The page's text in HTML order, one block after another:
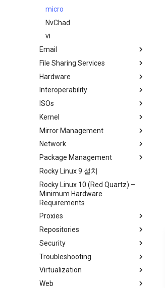
로컬 문서 - 빠른
Kubernetes
Xfce installation
NSD Authoritative DNS
Bind 개인 DNS 서버
Unbound Recursive DNS
micro
NvChad
vi
Email
이메일 시스템 개요
Basic e-mail system
Postfix 프로세스 보고
File Sharing Services
클러스터링-GlusterFS
네트워크 파일 시스템
Samba Windows File Sharing
보안 FTP 서버 - vsftpd
보안 서버 - SFTP
Transmission BitTorrent
Seedbox
Hardware
HPE ProLiant Agentless
Management Service
Enabling VLAN Passthrough on
Intel X710-series NICs
Interoperability
Rocky Linux를 WSL 또는 WSL2
로 가져오기
ISOs
Creating a Custom Rocky Linux
ISO
Kernel
Regenerate `initramfs`
Mirror Management
Rocky 미러 추가
Network
accel-ppp PPPoE Server
네트워크 구성
Network & Resource
Monitoring with Glances
Hurricane Electric IPv6 Tunnel
Librenms monitoring server
OpenBGPD BGP Router
Package Management
소개
Dnf Package Manager
패키지 빌드 및 문제 해결
패키지 디브랜딩
패키징 및 개발자 가이드
패키지 서명 및 테스트
Rocky Linux 9 설치
Rocky Linux 10 (Red Quartz) –
Minimum Hardware
Requirements
Proxies
HAProxy-Apache-LXD
i2pd Anonymous Network
Tor Relay
Repositories
Fetch and Distribute RPM
Repository with Pulp
Security
Authentication
액티브 디렉토리 인증
Active Directory
초보자를 위한 firewalld
iptables에서 방화벽
Troubleshooting
How to deal with a kernel panic
Virtualization
Cockpit KVM Dashboard
Web